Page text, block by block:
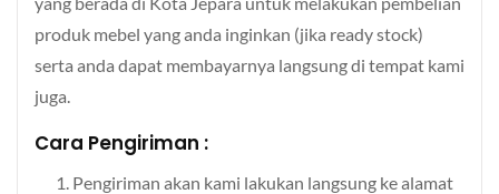
produk mebel yang anda inginkan (jika ready stock)
serta anda dapat membayarnya langsung di tempat kami
juga.
Cara Pengiriman :
Pengiriman akan kami lakukan langsung ke alamat